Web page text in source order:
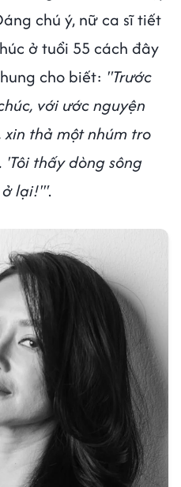
chú ý, nữ ca sĩ tiết
ở tuổi 55 cách đây
cho biết: "Trước
với ước nguyện
thả một nhúm tro
'Tôi thấy dòng sông
ở lại!'".